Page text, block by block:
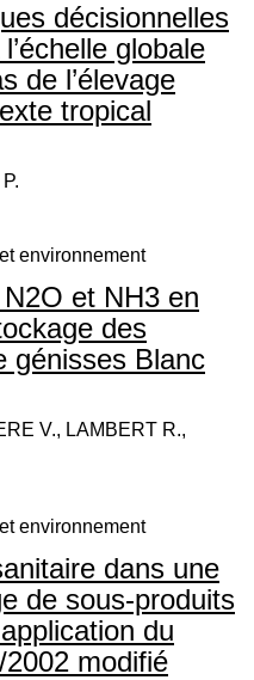
décisionnelles
globale
de l’élevage
tropical
environnement
2O et NH3 en
des
génisses Blanc
V., LAMBERT R.,
environnement
dans une
de sous-produits
du
modifié